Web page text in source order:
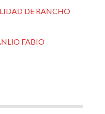
DE RANCHO
FABIO